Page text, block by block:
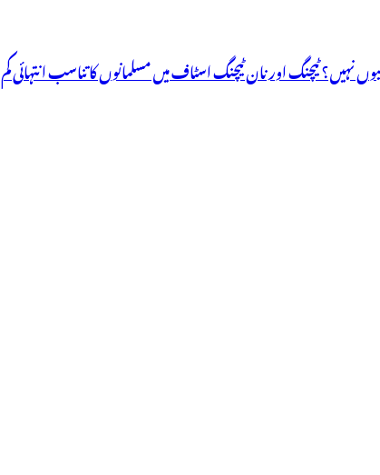
نہیں؟ ٹیچنگ اور نان ٹیچنگ اسٹاف میں مسلمانوں کا تناسب انتہائی کم